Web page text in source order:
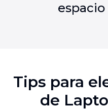
Tips para
de